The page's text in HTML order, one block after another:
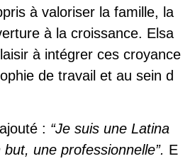
à valoriser la famille, la
à la croissance. Elsa
à intégrer ces croyance
de travail et au sein d
: “Je suis une Latina
une professionnelle”. E